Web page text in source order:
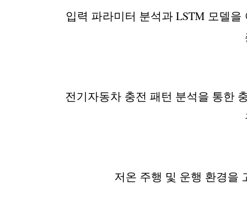
입력 파라미터 분석과 LSTM 모델을
전기자동차 충전 패턴 분석을 통한
저온 주행 및 운행 환경을